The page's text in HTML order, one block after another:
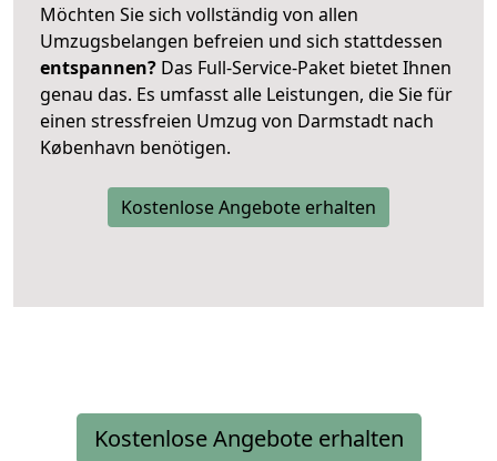
Möchten Sie sich vollständig von allen
Umzugsbelangen befreien und sich stattdessen
entspannen? Das Full-Service-Paket bietet Ihnen
genau das. Es umfasst alle Leistungen, die Sie für
einen stressfreien Umzug von Darmstadt nach
København benötigen.
Kostenlose Angebote erhalten
Kostenlose Angebote erhalten